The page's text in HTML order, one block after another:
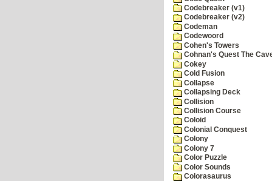
Codebreaker (v1)
Codebreaker (v2)
Codeman
Codewoord
Cohen's Towers
Cohnan's Quest The
Cokey
Cold Fusion
Collapse
Collapsing Deck
Collision
Collision Course
Coloid
Colonial Conquest
Colony
Colony 7
Color Puzzle
Color Sounds
Colorasaurus